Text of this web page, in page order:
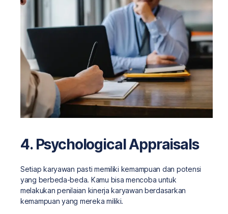
4. Psychological Appraisals
Setiap karyawan pasti memiliki kemampuan dan potensi
yang berbeda-beda. Kamu bisa mencoba untuk
melakukan penilaian kinerja karyawan berdasarkan
kemampuan yang mereka miliki.